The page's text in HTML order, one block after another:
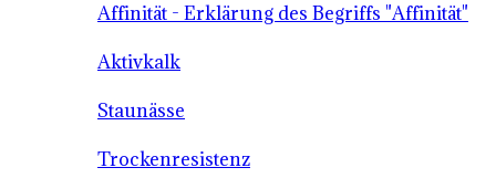
Affinität - Erklärung des Begriffs "Affinität"
Aktivkalk
Staunässe
Trockenresistenz